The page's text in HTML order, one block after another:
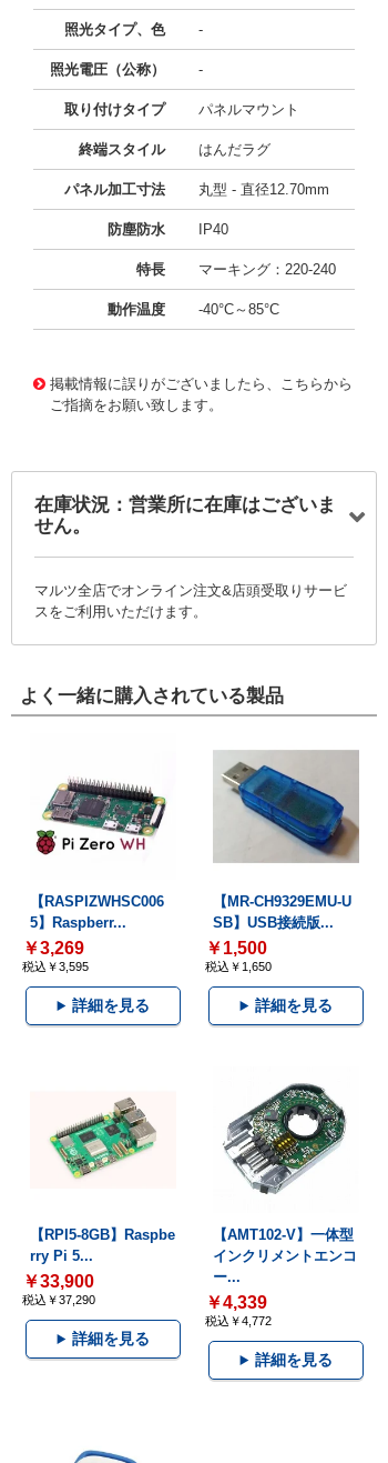
照光タイプ、色 -
照光電圧（公称） -
取り付けタイプ パネルマウント
終端スタイル はんだラグ
パネル加工寸法 丸型 - 直径12.70mm
防塵防水 IP40
特長 マーキング：220-240
動作温度 -40°C～85°C
掲載情報に誤りがございましたら、こちらから
ご指摘をお願い致します。
在庫状況：営業所に在庫はございま
せん。
マルツ全店でオンライン注文&店頭受取りサービ
スをご利用いただけます。
よく一緒に購入されている製品
【RASPIZWHSC006
5】Raspberr...
￥3,269
税込￥3,595
詳細を見る
【MR-CH9329EMU-U
SB】USB接続版...
￥1,500
税込￥1,650
詳細を見る
【RPI5-8GB】Raspbe
rry Pi 5...
￥33,900
税込￥37,290
詳細を見る
【AMT102-V】一体型
インクリメントエンコ
ー...
￥4,339
税込￥4,772
詳細を見る